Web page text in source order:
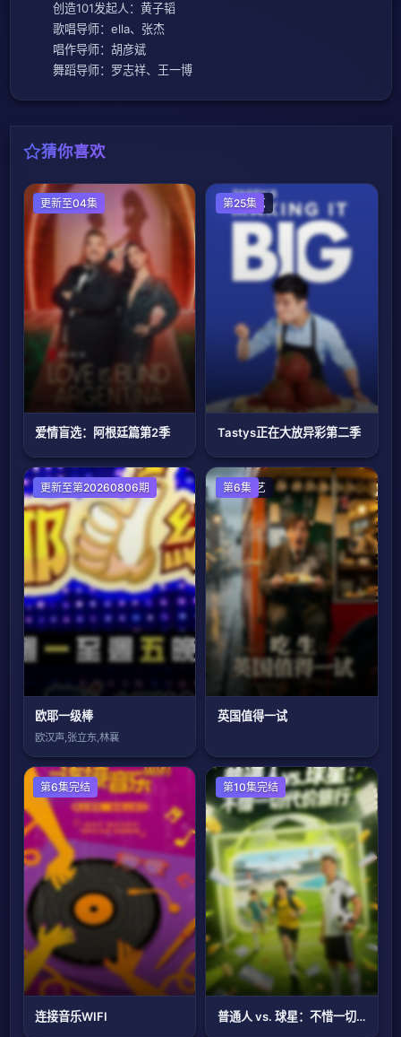
创造101发起人：黄子韬
歌唱导师：ella、张杰
唱作导师：胡彦斌
舞蹈导师：罗志祥、王一博
猜你喜欢
欧美综艺
更新至04集
爱情盲选：阿根廷篇第2季
欧美综艺
第25集
Tastys正在大放异彩第二季
港台综艺
更新至第20260806期
欧耶一级棒
欧汉声,张立东,林襄
欧美综艺
第6集
英国值得一试
大陆综艺
第6集完结
连接音乐WIFI
欧美综艺
第10集完结
普通人 vs. 球星：不惜一切代价旅行